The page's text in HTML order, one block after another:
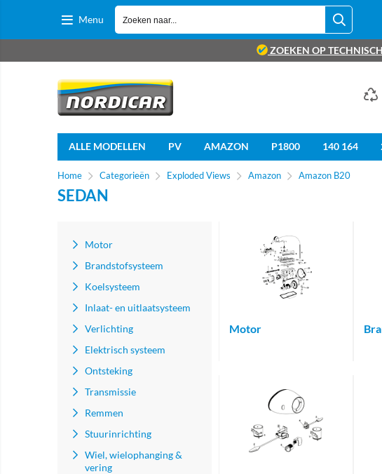
Menu
ZOEKEN OP
ALLE MODELLEN PV AMAZON P1800 140 164
Home Categorieën Exploded Views Amazon Amazon B20
SEDAN
Motor
Brandstofsysteem
Koelsysteem
Inlaat- en uitlaatsysteem
Verlichting
Elektrisch systeem
Ontsteking
Transmissie
Remmen
Stuurinrichting
Wiel, wielophanging &
vering
Motor